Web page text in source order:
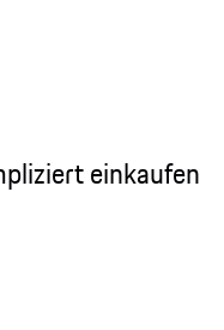
einkaufen